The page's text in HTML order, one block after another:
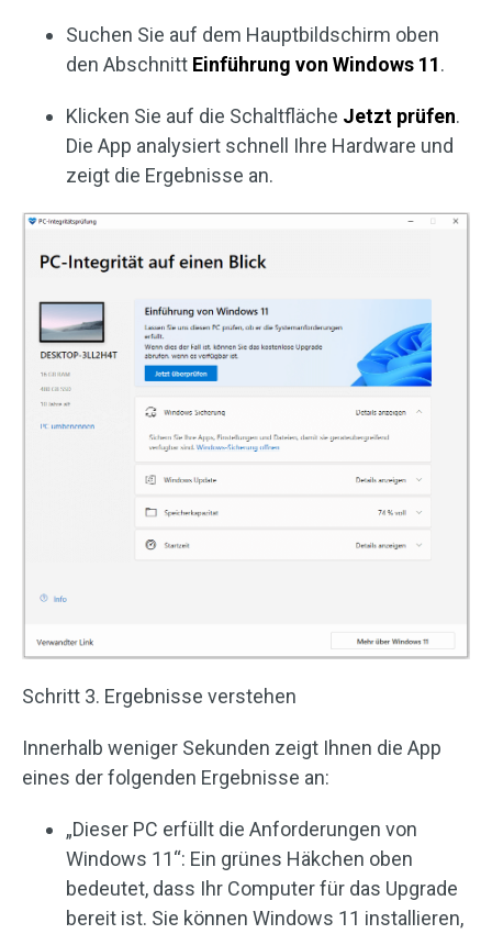
Suchen Sie auf dem Hauptbildschirm oben
den Abschnitt Einführung von Windows 11.
Klicken Sie auf die Schaltfläche Jetzt prüfen.
Die App analysiert schnell Ihre Hardware und
zeigt die Ergebnisse an.
Schritt 3. Ergebnisse verstehen
Innerhalb weniger Sekunden zeigt Ihnen die App
eines der folgenden Ergebnisse an:
„Dieser PC erfüllt die Anforderungen von
Windows 11“: Ein grünes Häkchen oben
bedeutet, dass Ihr Computer für das Upgrade
bereit ist. Sie können Windows 11 installieren,